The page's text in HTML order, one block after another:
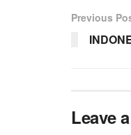
Previous
Leave